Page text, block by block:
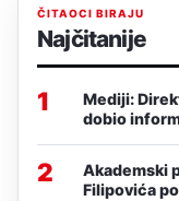
ČITAOCI BIRAJU
Najčitanije
1
Mediji:
dobio
2
Akademski
Filipovića